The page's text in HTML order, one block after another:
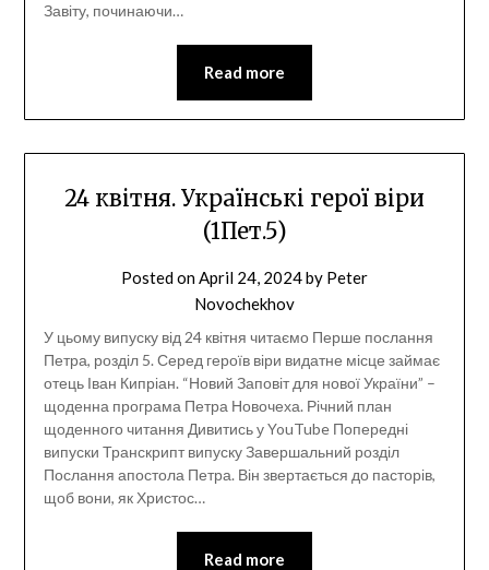
Завіту, починаючи…
Read more
24 квітня. Українські герої віри
(1Пет.5)
Posted onApril 24, 2024by Peter
Novochekhov
У цьому випуску від 24 квітня читаємо Перше послання
Петра, розділ 5. Серед героїв віри видатне місце займає
отець Іван Кипріан. “Новий Заповіт для нової України” –
щоденна програма Петра Новочеха. Річний план
щоденного читання Дивитись у YouTube Попередні
випуски Транскрипт випуску Завершальний розділ
Послання апостола Петра. Він звертається до пасторів,
щоб вони, як Христос…
Read more